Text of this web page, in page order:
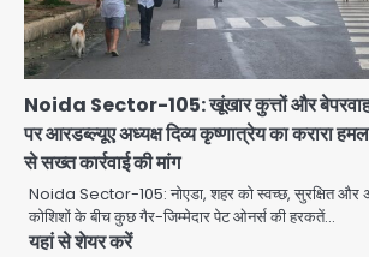
Noida Sector-105: खूंखार कुत्तों और बेपरवाह
पर आरडब्ल्यूए अध्यक्ष दिव्य कृष्णात्रेय का करारा
से सख्त कार्रवाई की मांग
Noida Sector-105: नोएडा, शहर को स्वच्छ, सुरक्षित और
कोशिशों के बीच कुछ गैर-जिम्मेदार पेट ओनर्स की हरकतें…
यहां से शेयर करें